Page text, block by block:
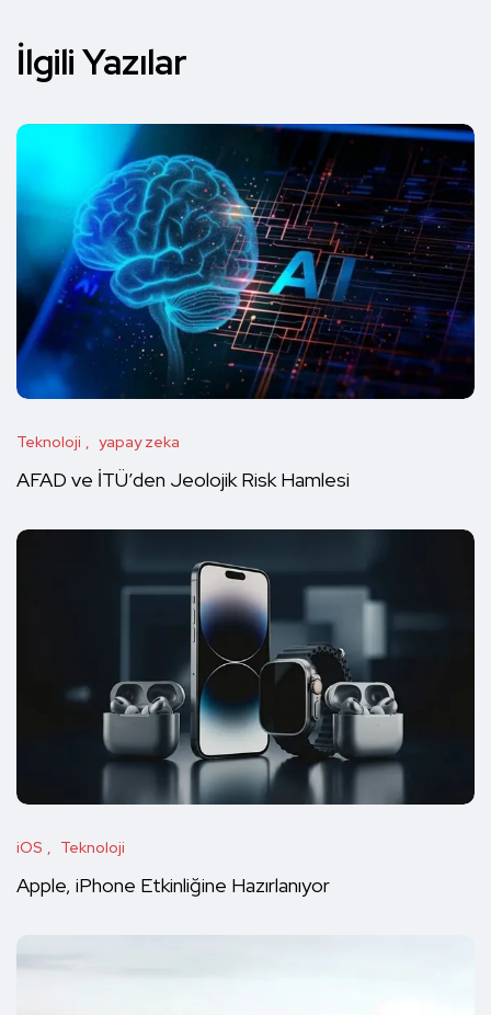
İlgili Yazılar
Teknoloji yapay zeka
AFAD ve İTÜ’den Jeolojik Risk Hamlesi
iOS Teknoloji
Apple, iPhone Etkinliğine Hazırlanıyor